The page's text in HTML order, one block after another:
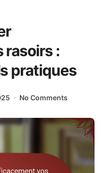
rasoirs :
pratiques
No Comments